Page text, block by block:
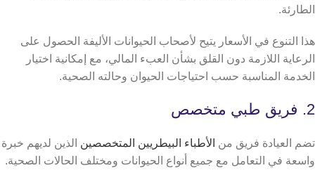
الطارئة.
هذا التنوع في الأسعار يتيح لأصحاب الحيوانات الأليفة الحصول على
الرعاية اللازمة دون القلق بشأن العبء المالي، مع إمكانية اختيار
الخدمة المناسبة حسب احتياجات الحيوان وحالته الصحية.
2. فريق طبي متخصص
تضم العيادة فريق من الأطباء البيطريين المتخصصين الذين لديهم خبرة
واسعة في التعامل مع جميع أنواع الحيوانات ومختلف الحالات الصحية.